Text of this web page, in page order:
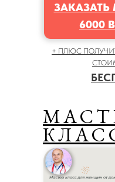
+ ПЛЮС
ЗАКАЗАТЬ
6000